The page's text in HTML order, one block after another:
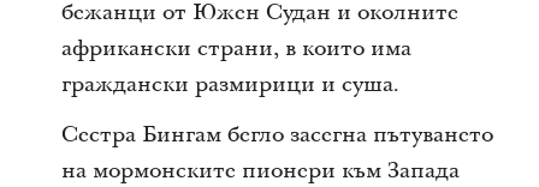
бежанци от Южен Судан и околните
африкански страни, в които има
граждански размирици и суша.
Сестра Бингам бегло засегна пътуването
на мормонските пионери към Запада